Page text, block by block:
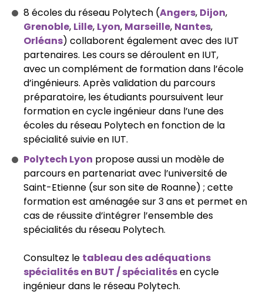
8 écoles du réseau Polytech (Angers, Dijon,
Grenoble, Lille, Lyon, Marseille, Nantes,
Orléans) collaborent également avec des IUT
partenaires. Les cours se déroulent en IUT,
avec un complément de formation dans l’école
d’ingénieurs. Après validation du parcours
préparatoire, les étudiants poursuivent leur
formation en cycle ingénieur dans l’une des
écoles du réseau Polytech en fonction de la
spécialité suivie en IUT.
Polytech Lyon propose aussi un modèle de
parcours en partenariat avec l’université de
Saint-Etienne (sur son site de Roanne) ; cette
formation est aménagée sur 3 ans et permet en
cas de réussite d’intégrer l’ensemble des
spécialités du réseau Polytech.
Consultez le tableau des adéquations
spécialités en BUT / spécialitésen cycle
ingénieur dans le réseau Polytech.